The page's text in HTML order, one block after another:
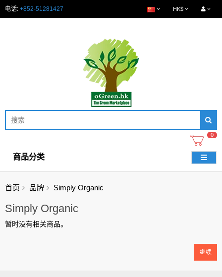
电话: +852-51281427 HK$
0
商品分类
首页 品牌 Simply Organic
Simply Organic
暂时没有相关商品。
继续